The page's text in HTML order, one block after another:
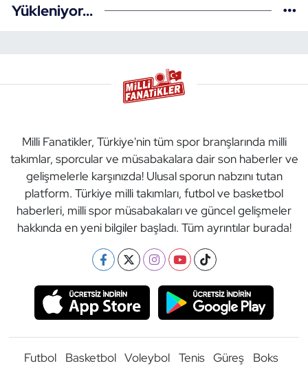
Yükleniyor...
Milli Fanatikler, Türkiye'nin tüm spor branşlarında milli
takımlar, sporcular ve müsabakalara dair son haberler ve
gelişmelerle karşınızda! Ulusal sporun nabzını tutan
platform. Türkiye milli takımları, futbol ve basketbol
haberleri, milli spor müsabakaları ve güncel gelişmeler
hakkında en yeni bilgiler başladı. Tüm ayrıntılar burada!
Futbol Basketbol Voleybol Tenis Güreş
Boks